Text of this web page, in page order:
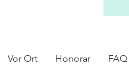
Vor Ort Honorar FAQ